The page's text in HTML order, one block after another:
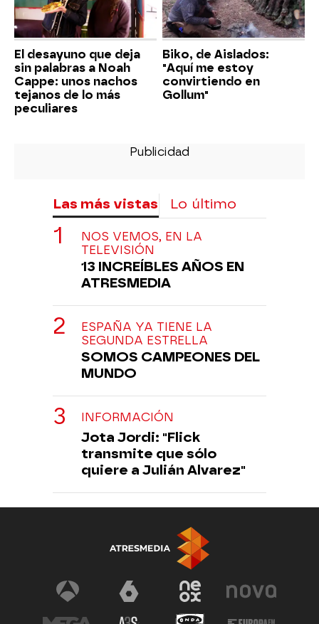
El desayuno que deja
sin palabras a Noah
Cappe: unos nachos
tejanos de lo más
peculiares
Biko, de Aislados:
"Aquí me estoy
convirtiendo en
Gollum"
Las más vistas Lo último
NOS VEMOS, EN LA
TELEVISIÓN
13 INCREÍBLES AÑOS EN
ATRESMEDIA
ESPAÑA YA TIENE LA
SEGUNDA ESTRELLA
SOMOS CAMPEONES DEL
MUNDO
INFORMACIÓN
Jota Jordi: "Flick
transmite que sólo
quiere a Julián Alvarez"